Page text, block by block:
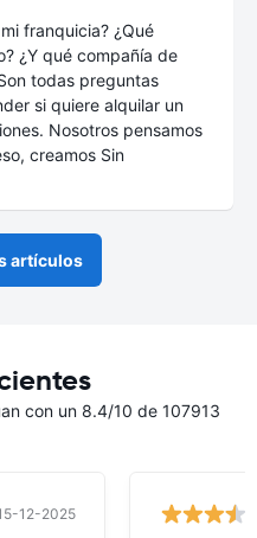
franquicia? ¿Qué
¿Y qué compañía de
todas preguntas
si quiere alquilar un
Nosotros pensamos
creamos Sin
artículos
con un 8.4/10 de 107913
12-2025